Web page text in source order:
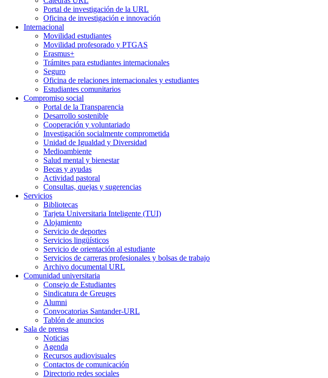
Portal de investigación de la URL
Oficina de investigación e innovación
Internacional
Movilidad estudiantes
Movilidad profesorado y PTGAS
Erasmus+
Trámites para estudiantes internacionales
Seguro
Oficina de relaciones internacionales y estudiantes
Estudiantes comunitarios
Compromiso social
Portal de la Transparencia
Desarrollo sostenible
Cooperación y voluntariado
Investigación socialmente comprometida
Unidad de Igualdad y Diversidad
Medioambiente
Salud mental y bienestar
Becas y ayudas
Actividad pastoral
Consultas, quejas y sugerencias
Servicios
Bibliotecas
Tarjeta Universitaria Inteligente (TUI)
Alojamiento
Servicio de deportes
Servicios lingüísticos
Servicio de orientación al estudiante
Servicios de carreras profesionales y bolsas de trabajo
Archivo documental URL
Comunidad universitaria
Consejo de Estudiantes
Sindicatura de Greuges
Alumni
Convocatorias Santander-URL
Tablón de anuncios
Sala de prensa
Noticias
Agenda
Recursos audiovisuales
Contactos de comunicación
Directorio redes sociales